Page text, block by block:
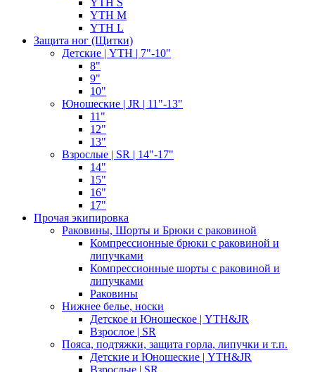
YTH M
YTH L
Защита ног (Щитки)
Детские | YTH | 7"-10"
8"
9"
10"
Юношеские | JR | 11"-13"
11"
12"
13"
Взрослые | SR | 14"-17"
14"
15"
16"
17"
Прочая экипировка
Раковины, Шорты и Брюки с раковиной
Компрессионные брюки с раковиной и
липучками
Компрессионные шорты с раковиной и
липучками
Раковины
Нижнее белье, носки
Детское и Юношеское | YTH&JR
Взрослое | SR
Пояса, подтяжки, защита горла, липучки и т.п.
Детские и Юношеские | YTH&JR
Взрослые | SR